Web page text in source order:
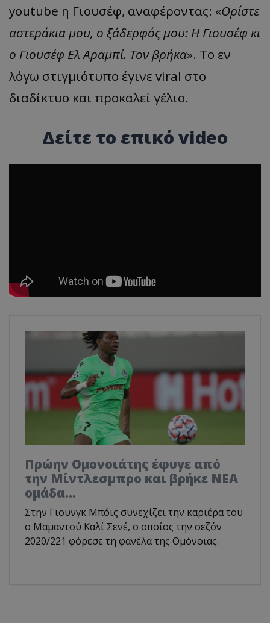
youtube η Γιουσέφ, αναφέροντας: «Ορίστε
αστεράκια μου, ο ξάδερφός μου: Η Γιουσέφ κι
ο Γιουσέφ Ελ Αραμπί. Τον βρήκα». Το εν
λόγω στιγμιότυπο έγινε viral στο
διαδίκτυο και προκαλεί γέλιο.
Δείτε το επικό video
Πρώην Ομονοιάτης έφυγε από
την Μίντλεσμπρο και βρήκε ΝΕΑ
ομάδα...
Στην Γιουνγκ Μπόις συνεχίζει την καριέρα του
ο Μαμαντού Καλί Σενέ, ο οποίος την σεζόν
2020/221 φόρεσε τη φανέλα της Ομόνοιας.